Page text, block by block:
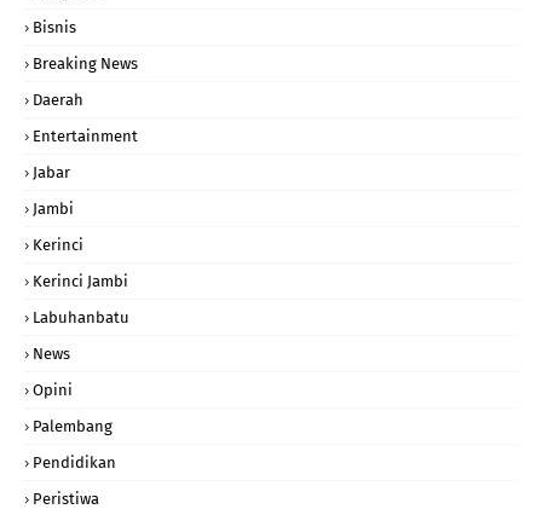
Bisnis
Breaking News
Daerah
Entertainment
Jabar
Jambi
Kerinci
Kerinci Jambi
Labuhanbatu
News
Opini
Palembang
Pendidikan
Peristiwa